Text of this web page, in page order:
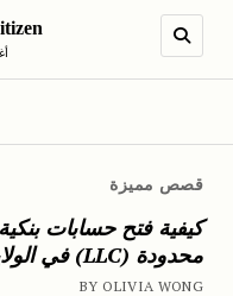
SEARCH
قصص مميزة
كيفية فتح حسابات
محدودة (LLC) في الولايات المتحدة لغير المقيمين
BY OLIVIA WONG